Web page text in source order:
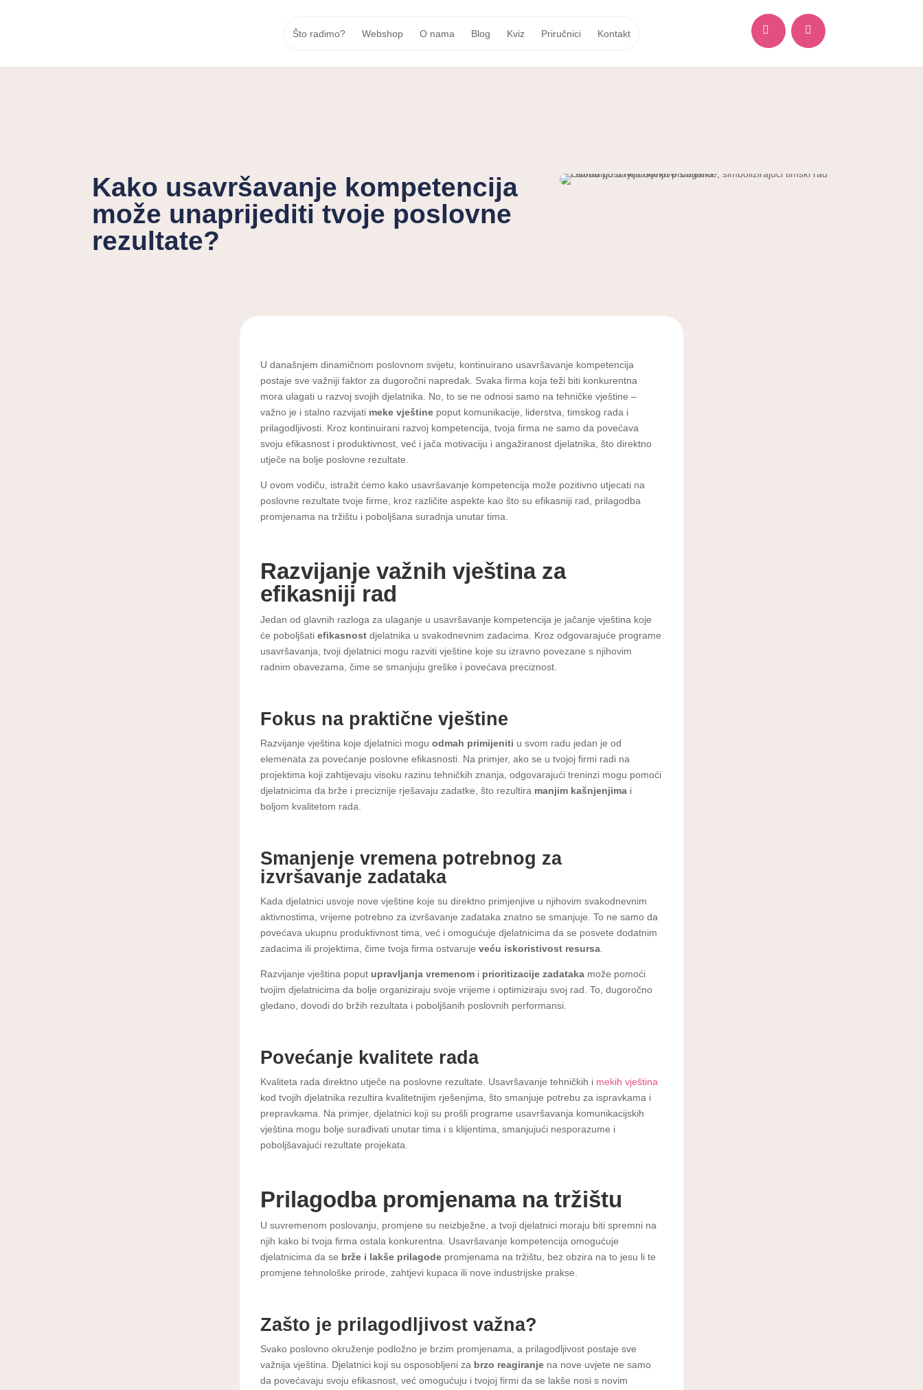
Što radimo? Webshop O nama Blog Kviz Priručnici Kontakt  
Kako usavršavanje kompetencija
može unaprijediti tvoje poslovne
rezultate?
U današnjem dinamičnom poslovnom svijetu, kontinuirano usavršavanje kompetencija
postaje sve važniji faktor za dugoročni napredak. Svaka firma koja teži biti konkurentna
mora ulagati u razvoj svojih djelatnika. No, to se ne odnosi samo na tehničke vještine –
važno je i stalno razvijati meke vještine poput komunikacije, liderstva, timskog rada i
prilagodljivosti. Kroz kontinuirani razvoj kompetencija, tvoja firma ne samo da povećava
svoju efikasnost i produktivnost, već i jača motivaciju i angažiranost djelatnika, što direktno
utječe na bolje poslovne rezultate.
U ovom vodiču, istražit ćemo kako usavršavanje kompetencija može pozitivno utjecati na
poslovne rezultate tvoje firme, kroz različite aspekte kao što su efikasniji rad, prilagodba
promjenama na tržištu i poboljšana suradnja unutar tima.
Razvijanje važnih vještina za
efikasniji rad
Jedan od glavnih razloga za ulaganje u usavršavanje kompetencija je jačanje vještina koje
će poboljšatiefikasnost djelatnika u svakodnevnim zadacima. Kroz odgovarajuće programe
usavršavanja, tvoji djelatnici mogu razviti vještine koje su izravno povezane s njihovim
radnim obavezama, čime se smanjuju greške i povećava preciznost.
Fokus na praktične vještine
Razvijanje vještina koje djelatnici moguodmah primijeniti u svom radu jedan je od
elemenata za povećanje poslovne efikasnosti. Na primjer, ako se u tvojoj firmi radi na
projektima koji zahtijevaju visoku razinu tehničkih znanja, odgovarajući treninzi mogu pomoći
djelatnicima da brže i preciznije rješavaju zadatke, što rezultira manjim kašnjenjima i
boljom kvalitetom rada.
Smanjenje vremena potrebnog za
izvršavanje zadataka
Kada djelatnici usvoje nove vještine koje su direktno primjenjive u njihovim svakodnevnim
aktivnostima, vrijeme potrebno za izvršavanje zadataka znatno se smanjuje. To ne samo da
povećava ukupnu produktivnost tima, već i omogućuje djelatnicima da se posvete dodatnim
zadacima ili projektima, čime tvoja firma ostvarujeveću iskoristivost resursa.
Razvijanje vještina poput upravljanja vremenom i prioritizacije zadataka može pomoći
tvojim djelatnicima da bolje organiziraju svoje vrijeme i optimiziraju svoj rad. To, dugoročno
gledano, dovodi do bržih rezultata i poboljšanih poslovnih performansi.
Povećanje kvalitete rada
Kvaliteta rada direktno utječe na poslovne rezultate. Usavršavanje tehničkih i mekih vještina
kod tvojih djelatnika rezultira kvalitetnijim rješenjima, što smanjuje potrebu za ispravkama i
prepravkama. Na primjer, djelatnici koji su prošli programe usavršavanja komunikacijskih
vještina mogu bolje surađivati unutar tima i s klijentima, smanjujući nesporazume i
poboljšavajući rezultate projekata.
Prilagodba promjenama na tržištu
U suvremenom poslovanju, promjene su neizbježne, a tvoji djelatnici moraju biti spremni na
njih kako bi tvoja firma ostala konkurentna. Usavršavanje kompetencija omogućuje
djelatnicima da se brže i lakše prilagode promjenama na tržištu, bez obzira na to jesu li te
promjene tehnološke prirode, zahtjevi kupaca ili nove industrijske prakse.
Zašto je prilagodljivost važna?
Svako poslovno okruženje podložno je brzim promjenama, a prilagodljivost postaje sve
važnija vještina. Djelatnici koji su osposobljeni za brzo reagiranje na nove uvjete ne samo
da povećavaju svoju efikasnost, već omogućuju i tvojoj firmi da se lakše nosi s novim